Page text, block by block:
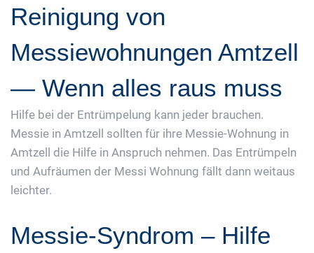
Reinigung von
Messiewohnungen Amtzell
— Wenn alles raus muss
Hilfe bei der Entrümpelung kann jeder brauchen.
Messie in Amtzell sollten für ihre Messie-Wohnung in
Amtzell die Hilfe in Anspruch nehmen. Das Entrümpeln
und Aufräumen der Messi Wohnung fällt dann weitaus
leichter.
Messie-Syndrom – Hilfe